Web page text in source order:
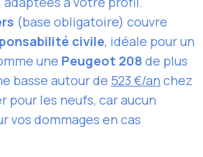
(base obligatoire) couvre
civile, idéale pour un
une Peugeot 208 de plus
basse autour de 523 €/an chez
pour les neufs, car aucun
vos dommages en cas